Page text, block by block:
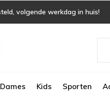
Dames Kids Sporten
volgende werkdag in huis!